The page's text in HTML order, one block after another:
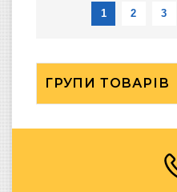
1 2 3
ГРУПИ ТОВАРІВ